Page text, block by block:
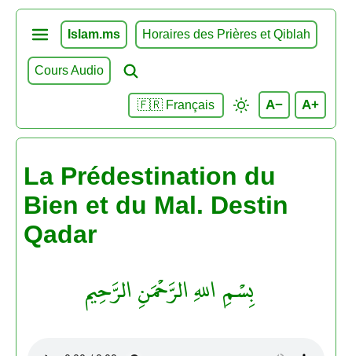
Islam.ms Horaires des Prières et Qiblah
Cours Audio
🇫🇷 Français A− A+
La Prédestination du
Bien et du Mal. Destin
Qadar
بِسْمِ اللهِ الرَّحْمَنِ الرَّحِيم